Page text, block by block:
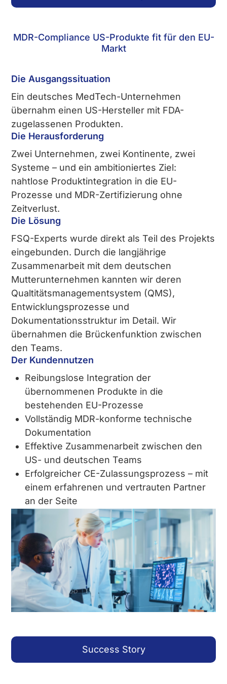
MDR-Compliance US-Produkte fit für den EU-
Markt
Die Ausgangssituation
Ein deutsches MedTech-Unternehmen
übernahm einen US-Hersteller mit FDA-
zugelassenen Produkten.
Die Herausforderung
Zwei Unternehmen, zwei Kontinente, zwei
Systeme – und ein ambitioniertes Ziel:
nahtlose Produktintegration in die EU-
Prozesse und MDR-Zertifizierung ohne
Zeitverlust.
Die Lösung
FSQ-Experts wurde direkt als Teil des Projekts
eingebunden. Durch die langjährige
Zusammenarbeit mit dem deutschen
Mutterunternehmen kannten wir deren
Qualtitätsmanagementsystem (QMS),
Entwicklungsprozesse und
Dokumentationsstruktur im Detail. Wir
übernahmen die Brückenfunktion zwischen
den Teams.
Der Kundennutzen
Reibungslose Integration der
übernommenen Produkte in die
bestehenden EU-Prozesse
Vollständig MDR-konforme technische
Dokumentation
Effektive Zusammenarbeit zwischen den
US- und deutschen Teams
Erfolgreicher CE-Zulassungsprozess – mit
einem erfahrenen und vertrauten Partner
an der Seite
Success Story